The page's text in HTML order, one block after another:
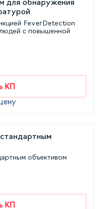
FeverDetection
с повышенной
КП
объективом
КП